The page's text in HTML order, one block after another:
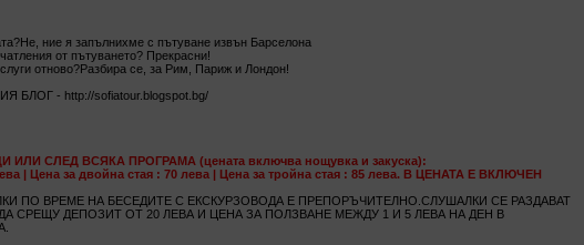
ние я запълнихме с пътуване извън Барселона
от пътуването? Прекрасни!
отново?Разбира се, за Рим, Париж и Лондон!
- http://sofiatour.blogspot.bg/
СЛЕД ВСЯКА ПРОГРАМА (цената включва нощувка и закуска):
| Цена за двойна стая : 70 лева | Цена за тройна стая : 85 лева. В ЦЕНАТА Е ВКЛЮЧЕН
ПО ВРЕМЕ НА БЕСЕДИТЕ С ЕКСКУРЗОВОДА Е ПРЕПОРЪЧИТЕЛНО.СЛУШАЛКИ СЕ РАЗДАВАТ
СРЕЩУ ДЕПОЗИТ ОТ 20 ЛЕВА И ЦЕНА ЗА ПОЛЗВАНЕ МЕЖДУ 1 И 5 ЛЕВА НА ДЕН В